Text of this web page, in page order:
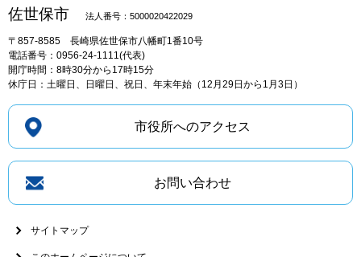
佐世保市 法人番号：5000020422029
〒857-8585 長崎県佐世保市八幡町1番10号
電話番号：0956-24-1111(代表)
開庁時間：8時30分から17時15分
休庁日：土曜日、日曜日、祝日、年末年始（12月29日から1月3日）
市役所へのアクセス
お問い合わせ
サイトマップ